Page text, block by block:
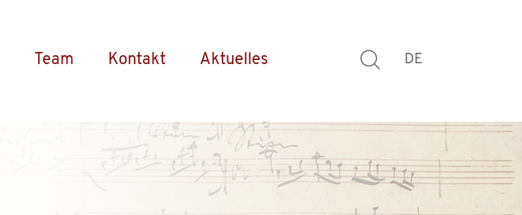
Team Kontakt Aktuelles DE